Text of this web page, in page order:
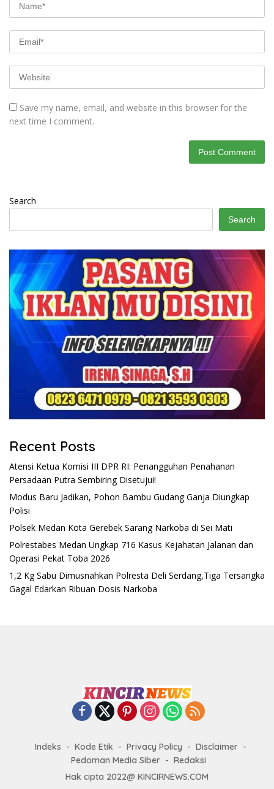
Save my name, email, and website in this browser for the
next time I comment.
Search
Search
Recent Posts
Atensi Ketua Komisi III DPR RI: Penangguhan Penahanan
Persadaan Putra Sembiring Disetujui!
Modus Baru Jadikan, Pohon Bambu Gudang Ganja Diungkap
Polisi
Polsek Medan Kota Gerebek Sarang Narkoba di Sei Mati
Polrestabes Medan Ungkap 716 Kasus Kejahatan Jalanan dan
Operasi Pekat Toba 2026
1,2 Kg Sabu Dimusnahkan Polresta Deli Serdang,Tiga Tersangka
Gagal Edarkan Ribuan Dosis Narkoba
Indeks Kode Etik Privacy Policy
Disclaimer
Pedoman Media Siber
Redaksi
Hak cipta 2022@ KINCIRNEWS.COM